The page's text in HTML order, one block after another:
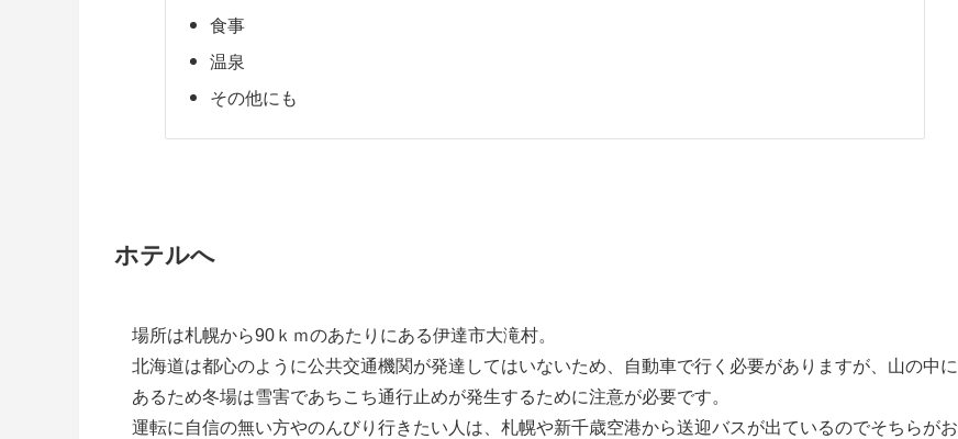
食事
温泉
その他にも
ホテルへ
場所は札幌から90ｋｍのあたりにある伊達市大滝村。
北海道は都心のように公共交通機関が発達してはいないため、自動車で行く必要がありますが、山の中に
あるため冬場は雪害であちこち通行止めが発生するために注意が必要です。
運転に自信の無い方やのんびり行きたい人は、札幌や新千歳空港から送迎バスが出ているのでそちらがお